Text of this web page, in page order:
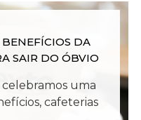
DA
SAIR DO ÓBVIO
celebramos uma
cafeterias